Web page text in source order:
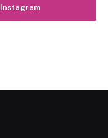
Instagram